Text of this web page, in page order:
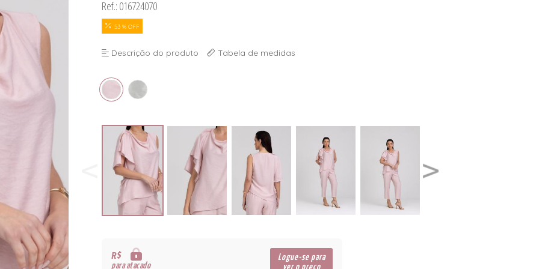
Ref.: 016724070
53 % OFF
Descrição do produto Tabela de medidas
R$
para atacado
Logue-se para
ver o preço